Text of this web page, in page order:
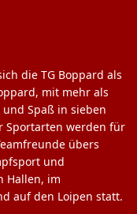
die TG Boppard als
mit mehr als
Spaß in sieben
Sportarten werden für
übers
und
Hallen, im
auf den Loipen statt.